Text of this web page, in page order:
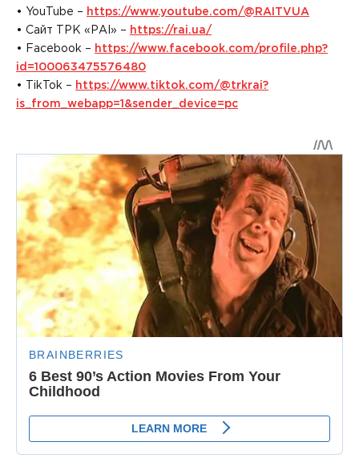
• YouTube – https://www.youtube.com/@RAITVUA
• Сайт ТРК «РАІ» – https://rai.ua/
• Facebook – https://www.facebook.com/profile.php?
id=100063475576480
• TikTok – https://www.tiktok.com/@trkrai?
is_from_webapp=1&sender_device=pc